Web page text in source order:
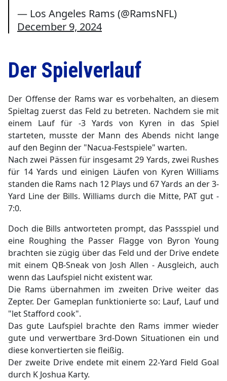
— Los Angeles Rams (@RamsNFL)
December 9, 2024
Der Spielverlauf
Der Offense der Rams war es vorbehalten, an diesem
Spieltag zuerst das Feld zu betreten. Nachdem sie mit
einem Lauf für -3 Yards von Kyren in das Spiel
starteten, musste der Mann des Abends nicht lange
auf den Beginn der "Nacua-Festspiele" warten.
Nach zwei Pässen für insgesamt 29 Yards, zwei Rushes
für 14 Yards und einigen Läufen von Kyren Williams
standen die Rams nach 12 Plays und 67 Yards an der 3-
Yard Line der Bills. Williams durch die Mitte, PAT gut -
7:0.
Doch die Bills antworteten prompt, das Passspiel und
eine Roughing the Passer Flagge von Byron Young
brachten sie zügig über das Feld und der Drive endete
mit einem QB-Sneak von Josh Allen - Ausgleich, auch
wenn das Laufspiel nicht existent war.
Die Rams übernahmen im zweiten Drive weiter das
Zepter. Der Gameplan funktionierte so: Lauf, Lauf und
"let Stafford cook".
Das gute Laufspiel brachte den Rams immer wieder
gute und verwertbare 3rd-Down Situationen ein und
diese konvertierten sie fleißig.
Der zweite Drive endete mit einem 22-Yard Field Goal
durch K Joshua Karty.